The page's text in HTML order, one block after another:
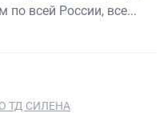
по всей России, все...
ТД СИЛЕНА